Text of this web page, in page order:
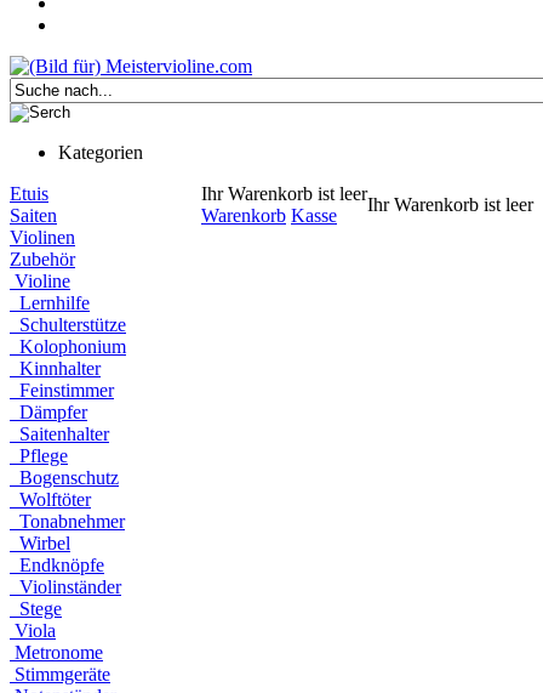
Kategorien
Ihr Warenkorb ist leer
Warenkorb Kasse
Ihr Warenkorb ist leer
Etuis
Saiten
Violinen
Zubehör
Violine
Lernhilfe
Schulterstütze
Kolophonium
Kinnhalter
Feinstimmer
Dämpfer
Saitenhalter
Pflege
Bogenschutz
Wolftöter
Tonabnehmer
Wirbel
Endknöpfe
Violinständer
Stege
Viola
Metronome
Stimmgeräte